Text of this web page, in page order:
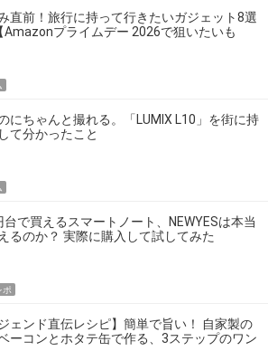
直前！旅行に持って行きたいガジェット8選
Amazonプライムデー 2026で狙いたいも
にちゃんと撮れる。「LUMIX L10」を街に持
て分かったこと
台で買えるスマートノート、NEWYESは本当
るのか？ 実際に購入して試してみた
ポ
ジェンド直伝レシピ】簡単で旨い！ 自家製の
ーコンとホタテ缶で作る、3ステップのワン